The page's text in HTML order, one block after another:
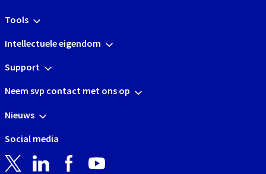
Tools
Intellectuele eigendom
Support
Neem svp contact met ons op
Nieuws
Social media